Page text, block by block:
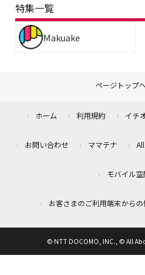
特集一覧
Makuake
ページトップ
ホーム 利用規約 イチ
お問い合わせ ママテナ
モバイル
お客さまのご利用端末から
© NTT DOCOMO, INC., © All